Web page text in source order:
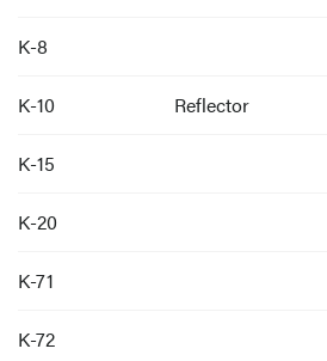
K-8
K-10 Reflector
K-15
K-20
K-71
K-72